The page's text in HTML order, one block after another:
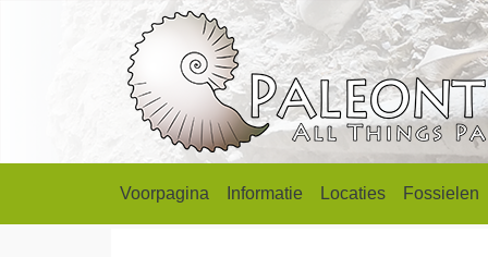
Voorpagina Informatie Locaties Fossielen